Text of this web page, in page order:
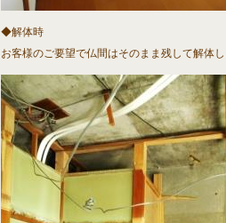
◆解体時
お客様のご要望で仏間はそのまま残して解体し